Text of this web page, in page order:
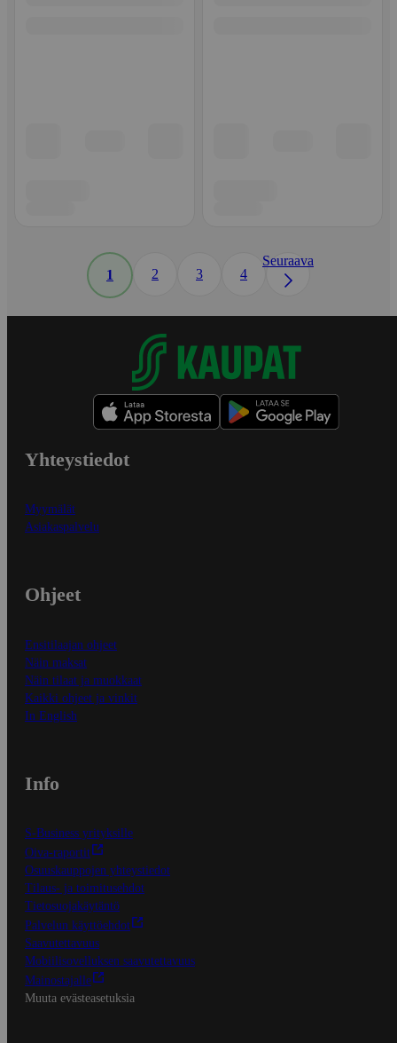
1 2 3 4
Seuraava
Yhteystiedot
Myymälät
Asiakaspalvelu
Ohjeet
Ensitilaajan ohjeet
Näin maksat
Näin tilaat ja muokkaat
Kaikki ohjeet ja vinkit
In English
Info
S-Business yrityksille
Oiva-raportit
Osuuskauppojen yhteystiedot
Tilaus- ja toimitusehdot
Tietosuojakäytäntö
Palvelun käyttöehdot
Saavutettavuus
Mobiilisovelluksen saavutettavuus
Mainostajalle
Muuta evästeasetuksia